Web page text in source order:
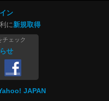
ン
に新規取得
チェック
せ
JAPAN